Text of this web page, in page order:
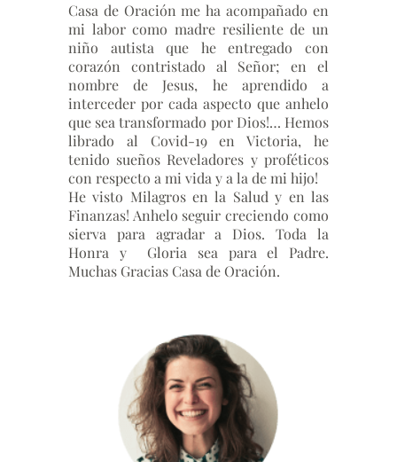
Casa de Oración me ha acompañado en
mi labor como madre resiliente de un
niño autista que he entregado con
corazón contristado al Señor; en el
nombre de Jesus, he aprendido a
interceder por cada aspecto que anhelo
que sea transformado por Dios!… Hemos
librado al Covid-19 en Victoria, he
tenido sueños Reveladores y proféticos
con respecto a mi vida y a la de mi hijo!
He visto Milagros en la Salud y en las
Finanzas! Anhelo seguir creciendo como
sierva para agradar a Dios. Toda la
Honra y Gloria sea para el Padre.
Muchas Gracias Casa de Oración.